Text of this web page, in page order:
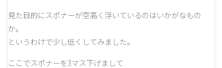
見た目的にスポナーが空高く浮いているのはいかがなもの
か。
というわけで少し低くしてみました。
ここでスポナーを3マス下げまして